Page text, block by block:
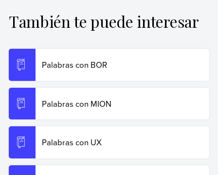
Giani, Carla (24 de octubre de 2024). Palabras con PE.
2026 de
También te puede interesar
Palabras con BOR
Palabras con MION
Palabras con UX